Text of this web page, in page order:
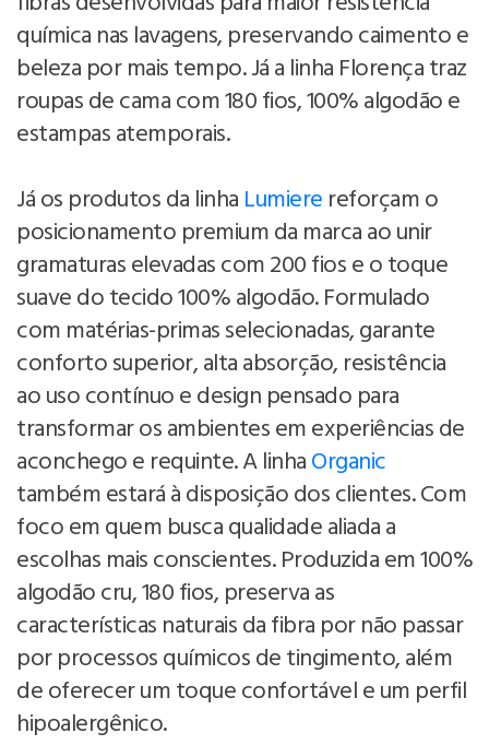
química nas lavagens, preservando caimento e
beleza por mais tempo. Já a linha Florença traz
roupas de cama com 180 fios, 100% algodão e
estampas atemporais.
Já os produtos da linha Lumiere reforçam o
posicionamento premium da marca ao unir
gramaturas elevadas com 200 fios e o toque
suave do tecido 100% algodão. Formulado
com matérias-primas selecionadas, garante
conforto superior, alta absorção, resistência
ao uso contínuo e design pensado para
transformar os ambientes em experiências de
aconchego e requinte. A linhaOrganic
também estará à disposição dos clientes. Com
foco em quem busca qualidade aliada a
escolhas mais conscientes. Produzida em 100%
algodão cru, 180 fios, preserva as
características naturais da fibra por não passar
por processos químicos de tingimento, além
de oferecer um toque confortável e um perfil
hipoalergênico.